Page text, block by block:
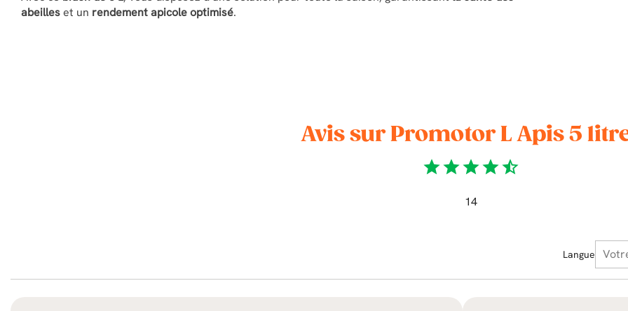
abeilleset un rendement apicole optimisé.
Avis sur Promotor L Apis 5
starstarstarstarstar_half
14
Langue